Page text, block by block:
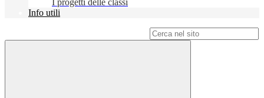
I progetti delle classi
Info utili